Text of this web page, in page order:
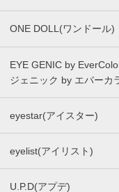
ONE DOLL(ワンドール)
EYE GENIC by
ジェニック by エバーカ
eyestar(アイスター)
eyelist(アイリスト)
U.P.D(アプデ)